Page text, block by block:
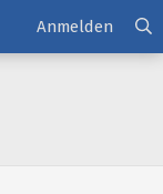
Anmelden